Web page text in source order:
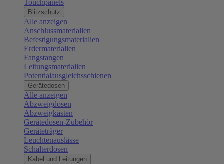
Touchpanels
Blitzschutz
Alle anzeigen
Anschlussmaterialien
Befestigungsmaterialien
Erdermaterialien
Fangstangen
Leitungsmaterialien
Potentialausgleichsschienen
Gerätedosen
Alle anzeigen
Abzweigdosen
Abzweigkästen
Gerätedosen-Zubehör
Geräteträger
Leuchtenauslässe
Schalterdosen
Kabel und Leitungen